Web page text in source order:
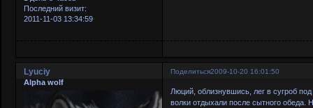
Последний визит:
2011-11-03 13:34:59
Поделиться2009-10-20 16:01:50
Lyuciy
Alpha wolf
Люций, облизнувшись, лег в сугроб
волки отдыхали после сытного обеда.